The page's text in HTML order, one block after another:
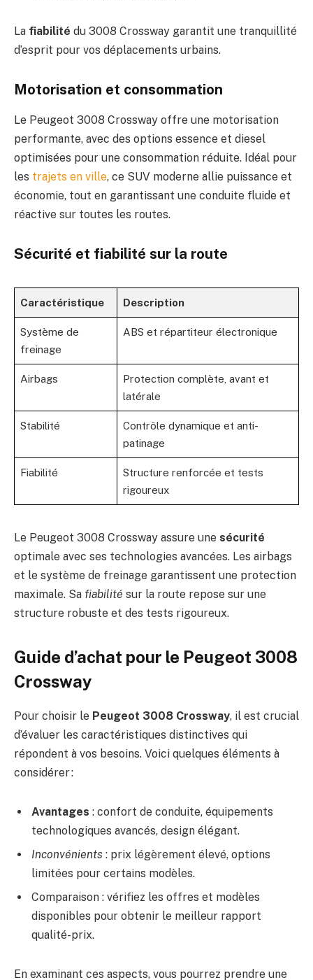
La fiabilité du 3008 Crossway garantit une tranquillité
d’esprit pour vos déplacements urbains.
Motorisation et consommation
Le Peugeot 3008 Crossway offre une motorisation
performante, avec des options essence et diesel
optimisées pour une consommation réduite. Idéal pour
les trajets en ville, ce SUV moderne allie puissance et
économie, tout en garantissant une conduite fluide et
réactive sur toutes les routes.
Sécurité et fiabilité sur la route
Caractéristique Description
Système de
freinage
ABS et répartiteur électronique
Airbags
Protection complète, avant et
latérale
Stabilité
Contrôle dynamique et anti-
patinage
Fiabilité
Structure renforcée et tests
rigoureux
Le Peugeot 3008 Crossway assure une sécurité
optimale avec ses technologies avancées. Les airbags
et le système de freinage garantissent une protection
maximale. Sa fiabilité sur la route repose sur une
structure robuste et des tests rigoureux.
Guide d’achat pour le Peugeot 3008
Crossway
Pour choisir le Peugeot 3008 Crossway, il est crucial
d’évaluer les caractéristiques distinctives qui
répondent à vos besoins. Voici quelques éléments à
considérer :
Avantages : confort de conduite, équipements
technologiques avancés, design élégant.
Inconvénients : prix légèrement élevé, options
limitées pour certains modèles.
Comparaison : vérifiez les offres et modèles
disponibles pour obtenir le meilleur rapport
qualité-prix.
En examinant ces aspects, vous pourrez prendre une